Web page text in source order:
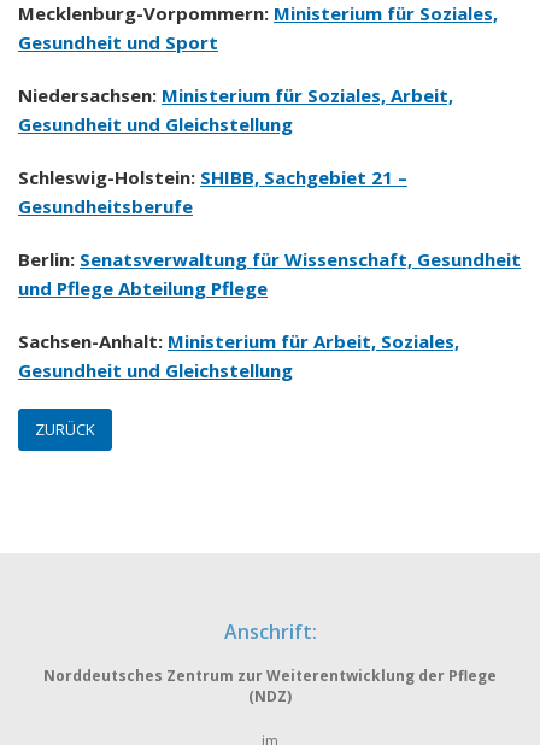
Mecklenburg-Vorpommern: Ministerium für Soziales,
Gesundheit und Sport
Niedersachsen: Ministerium für Soziales, Arbeit,
Gesundheit und Gleichstellung
Schleswig-Holstein: SHIBB, Sachgebiet 21 –
Gesundheitsberufe
Berlin: Senatsverwaltung für Wissenschaft, Gesundheit
und Pflege Abteilung Pflege
Sachsen-Anhalt: Ministerium für Arbeit, Soziales,
Gesundheit und Gleichstellung
ZURÜCK
Anschrift:
Norddeutsches Zentrum zur Weiterentwicklung der Pflege
(NDZ)